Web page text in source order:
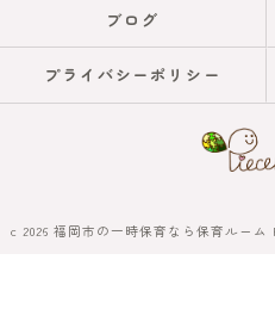
ブログ
プライバシーポリシー
c 2026 福岡市の一時保育なら保育ルーム